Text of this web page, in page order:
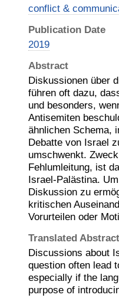
conflict &
Publication Date
2019
Abstract
Diskussionen über
führen oft dazu,
und besonders,
Antisemiten
ähnlichen Schema,
Debatte von Israel
umschwenkt.
Fehlumleitung, ist
Israel-Palästina.
Diskussion zu
kritischen
Vorurteilen oder
Translated Abstract
Discussions about
question often lead
especially if the
purpose of